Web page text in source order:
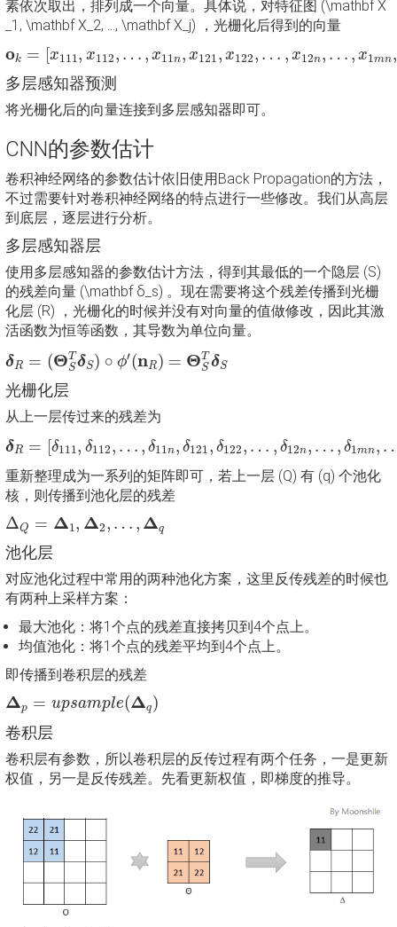
素依次取出，排列成一个向量。具体说，对特征图 (\mathbf X
_1, \mathbf X_2, …, \mathbf X_j) ，光栅化后得到的向量
ok = [x111, x112, … , x11n, x121, x122, … , x12n, … , x1mn,
111
多层感知器预测
将光栅化后的向量连接到多层感知器即可。
CNN的参数估计
卷积神经网络的参数估计依旧使用Back Propagation的方法，
不过需要针对卷积神经网络的特点进行一些修改。我们从高层
到底层，逐层进行分析。
多层感知器层
使用多层感知器的参数估计方法，得到其最低的一个隐层 (S)
的残差向量 (\mathbf δ_s) 。现在需要将这个残差传播到光栅
化层 (R) ，光栅化的时候并没有对向量的值做修改，因此其激
活函数为恒等函数，其导数为单位向量。
δR = (ΘT
SδS) ∘ ϕ′(nR) = ΘT
S δS
δ ΘSTδS ) ′(n = TδS
光栅化层
从上一层传过来的残差为
δR = [δ111, δ112, … , δ11n, δ121, δ122, … , δ12n, … , δ1mn,
δ 111 δ112 11 δ121 ,δ δ 1
重新整理成为一系列的矩阵即可，若上一层 (Q) 有 (q) 个池化
核，则传播到池化层的残差
ΔQ = Δ1, Δ2, … , Δq
Δ 1,Δ …
池化层
对应池化过程中常用的两种池化方案，这里反传残差的时候也
有两种上采样方案：
最大池化：将1个点的残差直接拷贝到4个点上。
均值池化：将1个点的残差平均到4个点上。
即传播到卷积层的残差
Δp = upsample(Δq)
Δ (Δ q )
卷积层
卷积层有参数，所以卷积层的反传过程有两个任务，一是更新
权值，另一是反传残差。先看更新权值，即梯度的推导。